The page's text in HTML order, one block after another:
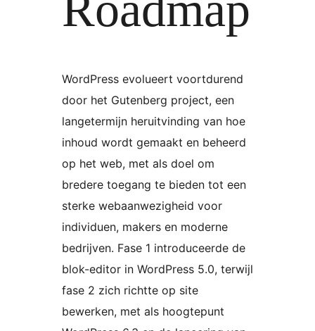
WordPress evolueert voortdurend
door het Gutenberg project, een
langetermijn heruitvinding van hoe
inhoud wordt gemaakt en beheerd
op het web, met als doel om
bredere toegang te bieden tot een
sterke webaanwezigheid voor
individuen, makers en moderne
bedrijven. Fase 1 introduceerde de
blok-editor in WordPress 5.0, terwijl
fase 2 zich richtte op site
bewerken, met als hoogtepunt